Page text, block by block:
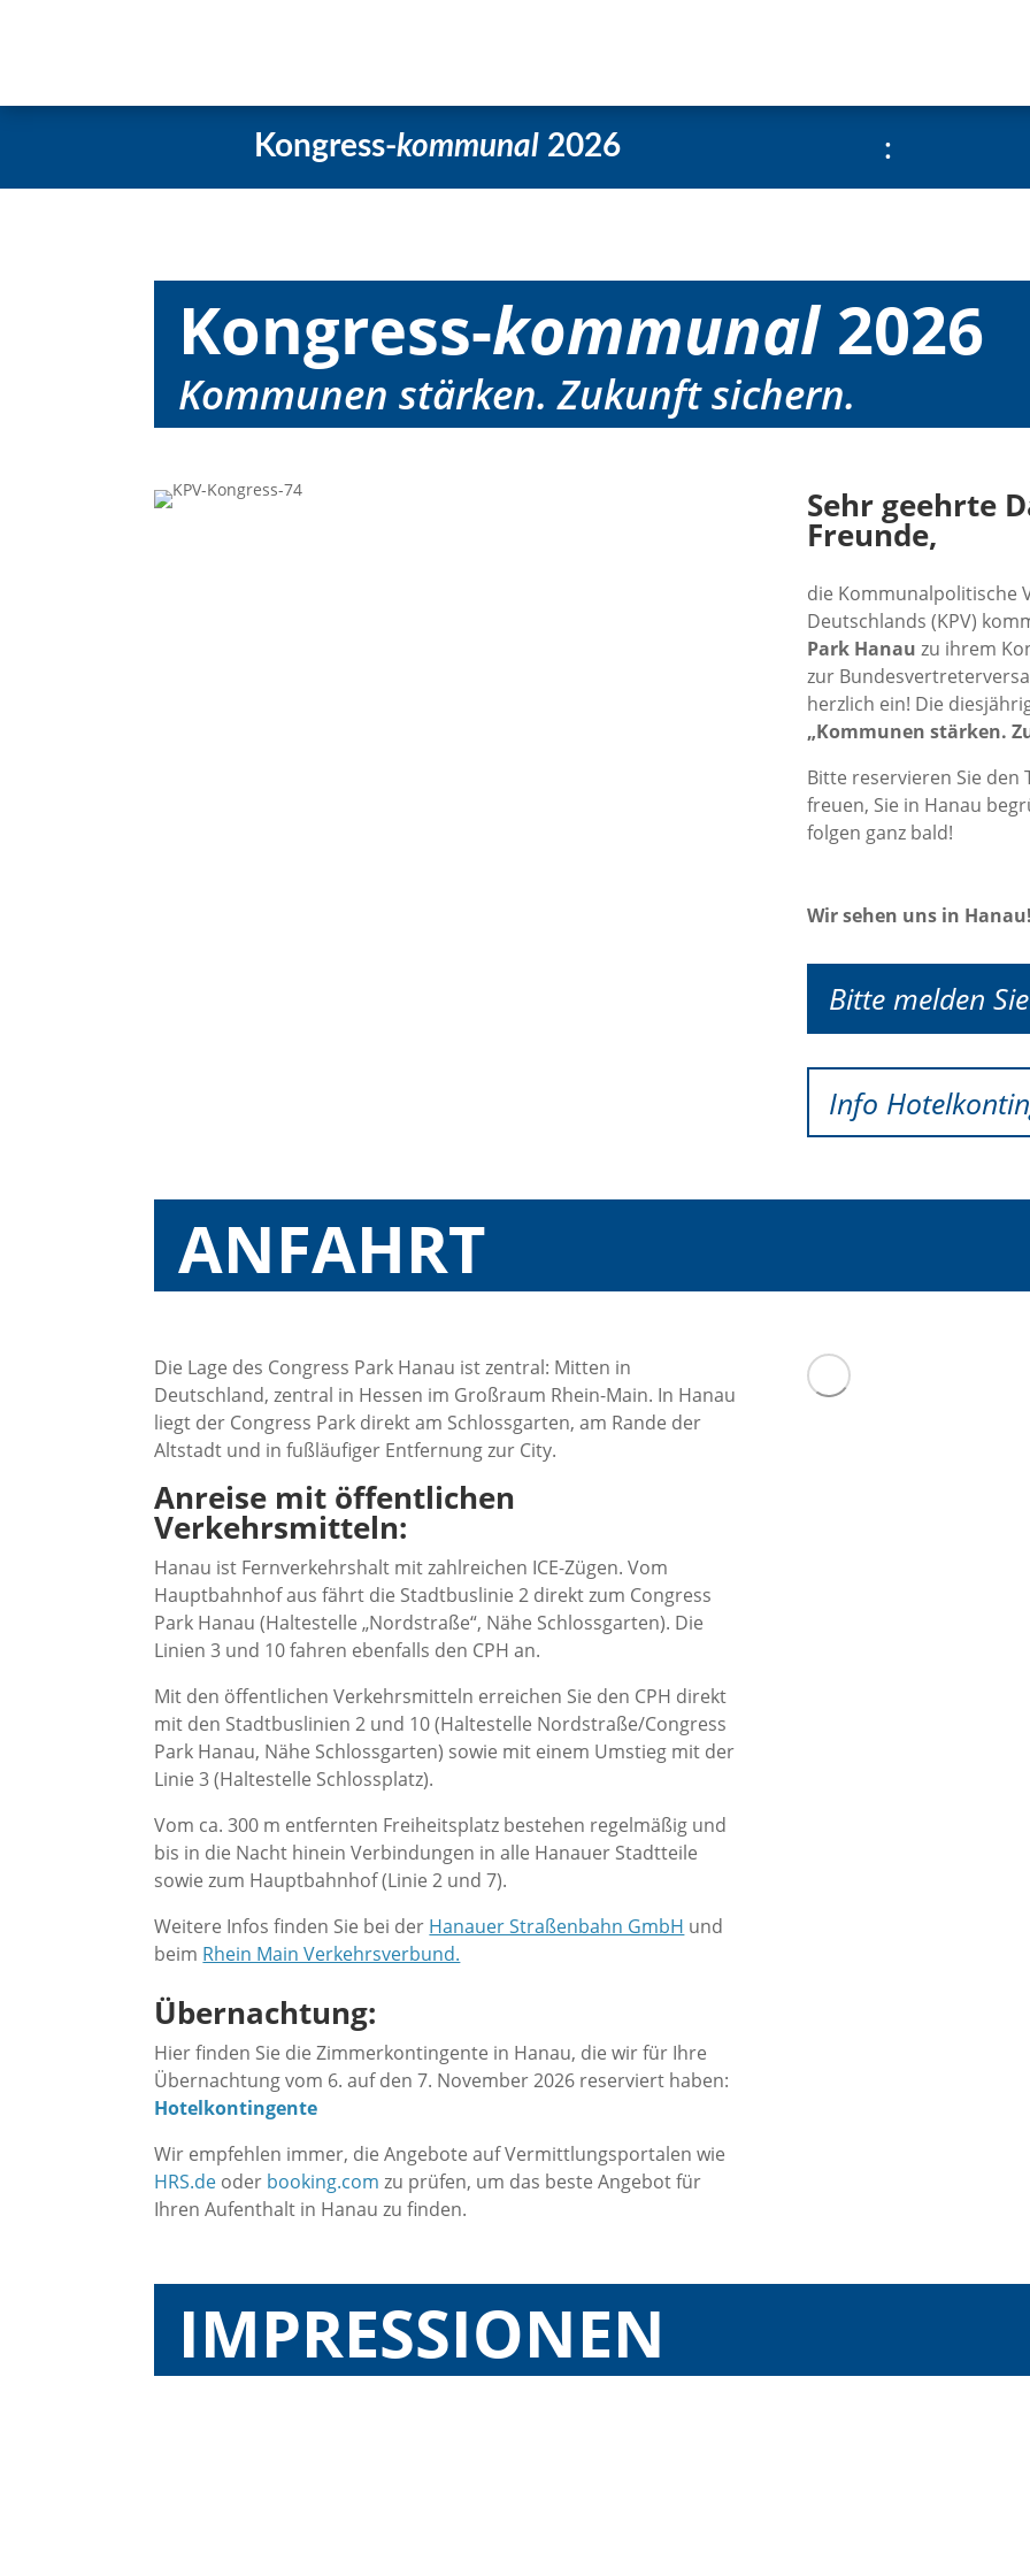
Kongress-kommunal 2026 :
Kongress-kommunal2026
Kommunen stärken. Zukunft sichern.
Sehr geehrte
Freunde,
die Kommunalpolitische
Deutschlands (KPV)
Park Hanau zu ihrem
zur Bund
herzlich ein! Die
„Kommunen stärken.
Bitte reservieren Sie
freuen, Sie in Hanau
folgen ganz bald!
Wir sehen uns in Hanau!
Bitte melden
Info
ANFAHRT
Die Lage des Congress Park Hanau ist zentral: Mitten in
Deutschland, zentral in Hessen im Großraum Rhein-Main. In Hanau
liegt der Congress Park direkt am Schlossgarten, am Rande der
Altstadt und in fußläufiger Entfernung zur City.
Anreise mit öffentlichen
Verkehrsmitteln:
Hanau ist Fernverkehrshalt mit zahlreichen ICE-Zügen. Vom
Hauptbahnhof aus fährt die Stadtbuslinie 2 direkt zum Congress
Park Hanau (Haltestelle „Nordstraße“, Nähe Schlossgarten). Die
Linien 3 und 10 fahren ebenfalls den CPH an.
Mit den öffentlichen Verkehrsmitteln erreichen Sie den CPH direkt
mit den Stadtbuslinien 2 und 10 (Haltestelle Nordstraße/Congress
Park Hanau, Nähe Schlossgarten) sowie mit einem Umstieg mit der
Linie 3 (Haltestelle Schlossplatz).
Vom ca. 300 m entfernten Freiheitsplatz bestehen regelmäßig und
bis in die Nacht hinein Verbindungen in alle Hanauer Stadtteile
sowie zum Hauptbahnhof (Linie 2 und 7).
Weitere Infos finden Sie bei der Hanauer Straßenbahn GmbH und
beim Rhein Main Verkehrsverbund.
Übernachtung:
Hier finden Sie die Zimmerkontingente in Hanau, die wir für Ihre
Übernachtung vom 6. auf den 7. November 2026 reserviert haben:
Hotelkontingente
Wir empfehlen immer, die Angebote auf Vermittlungsportalen wie
HRS.de oder booking.com zu prüfen, um das beste Angebot für
Ihren Aufenthalt in Hanau zu finden.
IMPRESSIONEN